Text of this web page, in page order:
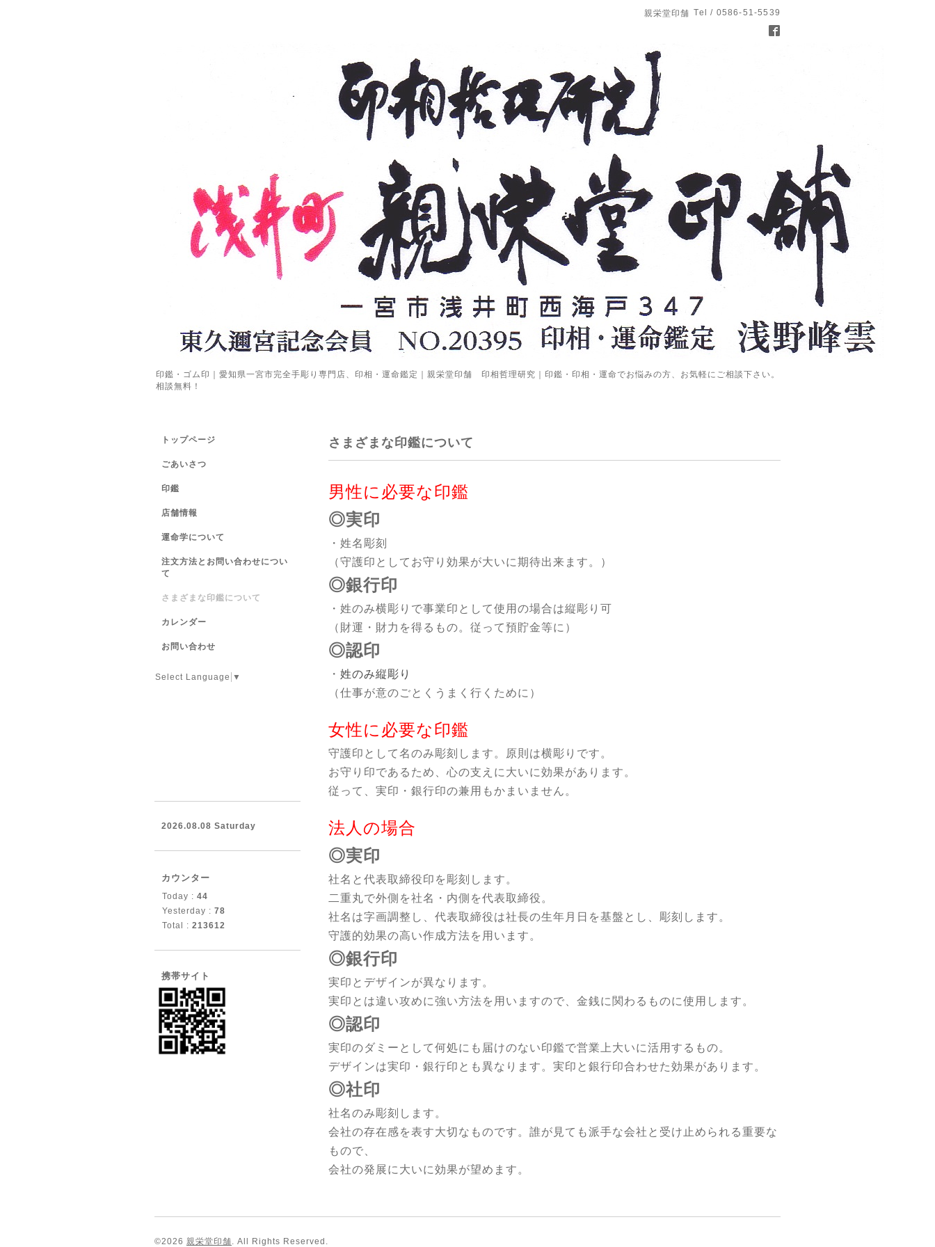
親栄堂印舗 Tel / 0586-51-5539
印鑑・ゴム印｜愛知県一宮市完全手彫り専門店、印相・運命鑑定｜親栄堂印舗 印相哲理研究｜印鑑・印相・運命でお悩みの方、お気軽にご相談下さい。
相談無料！
さまざまな印鑑について
男性に必要な印鑑
◎実印
・姓名彫刻
（守護印としてお守り効果が大いに期待出来ます。）
◎銀行印
・姓のみ横彫りで事業印として使用の場合は縦彫り可
（財運・財力を得るもの。従って預貯金等に）
◎認印
・ 姓のみ縦彫り
（仕事が意のごとくうまく行くために）
女性に必要な印鑑
守護印として名のみ彫刻します。原則は横彫りです。
お守り印であるため、心の支えに大いに効果があります。
従って、実印・銀行印の兼用もかまいません。
法人の場合
◎実印
社名と代表取締役印を彫刻します。
二重丸で外側を社名・内側を代表取締役。
社名は字画調整し、代表取締役は社長の生年月日を基盤とし、彫刻します。
守護的効果の高い作成方法を用います。
◎銀行印
実印とデザインが異なります。
実印とは違い攻めに強い方法を用いますので、金銭に関わるものに使用します。
◎認印
実印のダミーとして何処にも届けのない印鑑で営業上大いに活用するもの。
デザインは実印・銀行印とも異なります。実印と銀行印合わせた効果があります。
◎社印
社名のみ彫刻します。
会社の存在感を表す大切なものです。誰が見ても派手な会社と受け止められる重要な
もので、
会社の発展に大いに効果が望めます。
トップページ
ごあいさつ
印鑑
店舗情報
運命学について
注文方法とお問い合わせについ
て
さまざまな印鑑について
カレンダー
お問い合わせ
Select Language ▼
2026.08.08 Saturday
カウンター
Today : 44
Yesterday : 78
Total : 213612
携帯サイト
©2026 親栄堂印舗 . All Rights Reserved.